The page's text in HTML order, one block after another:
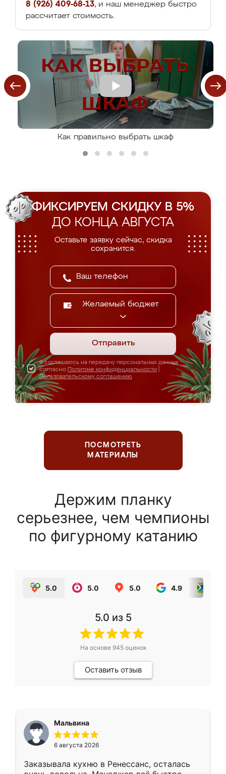
8 (926) 409-68-13, и наш менеджер быстро
рассчитает стоимость.
Как правильно выбрать шкаф
ФИКСИРУЕМ СКИДКУ В 5%
ДО КОНЦА АВГУСТА
Оставьте заявку сейчас, скидка
сохранится.
Желаемый бюджет
Отправить
Я соглашаюсь на передачу персональных данных
согласно Политике конфиденциальности
Пользовательскому соглашению
ПОСМОТРЕТЬ
МАТЕРИАЛЫ
Держим планку
серьезнее, чем чемпионы
по фигурному катанию
5.0 5.0 5.0 4.9
5.0 из 5
На основе 945оценок
Оставить отзыв
Мальвина
6 августа 2026
Заказывала кухню в Ренессанс, осталась